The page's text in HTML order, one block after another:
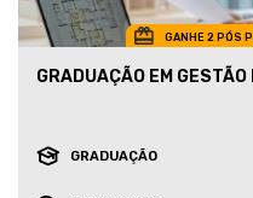
GANHE 2 PÓS
GRADUAÇÃO EM
GRADUAÇÃO